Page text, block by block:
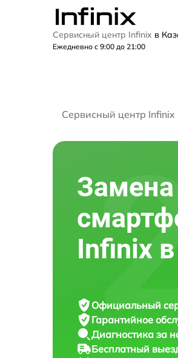
Сервисный центр Infinix в
Ежедневно с 9:00 до 21:00
Сервисный центр Infinix
Infinix
Официальный
Гарантийное
Диагностика за
Бесплатный